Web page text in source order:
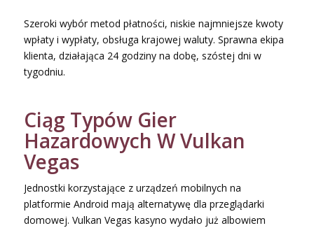
Szeroki wybór metod płatności, niskie najmniejsze kwoty
wpłaty i wypłaty, obsługa krajowej waluty. Sprawna ekipa
klienta, działająca 24 godziny na dobę, szóstej dni w
tygodniu.
Ciąg Typów Gier
Hazardowych W Vulkan
Vegas
Jednostki korzystające z urządzeń mobilnych na
platformie Android mają alternatywę dla przeglądarki
domowej. Vulkan Vegas kasyno wydało już albowiem